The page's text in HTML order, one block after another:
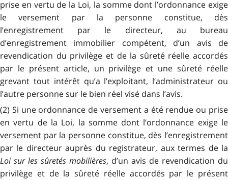
prise en vertu de la Loi, la somme dont l’ordonnance exige
le versement par la personne constitue, dès
l’enregistrement par le directeur, au bureau
d’enregistrement immobilier compétent, d’un avis de
revendication du privilège et de la sûreté réelle accordés
par le présent article, un privilège et une sûreté réelle
grevant tout intérêt qu’a l’exploitant, l’administrateur ou
l’autre personne sur le bien réel visé dans l’avis.
(2) Si une ordonnance de versement a été rendue ou prise
en vertu de la Loi, la somme dont l’ordonnance exige le
versement par la personne constitue, dès l’enregistrement
par le directeur auprès du registrateur, aux termes de la
Loi sur les sûretés mobilières, d’un avis de revendication du
privilège et de la sûreté réelle accordés par le présent